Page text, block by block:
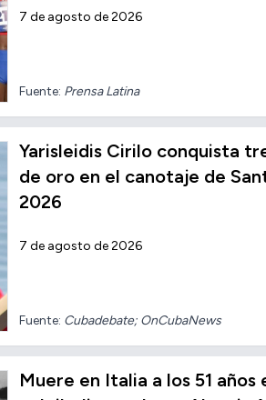
7 de agosto de 2026
Fuente: Prensa Latina
Yarisleidis Cirilo conquista
de oro en el canotaje de
2026
7 de agosto de 2026
Fuente: Cubadebate; OnCubaNews
Muere en Italia a los 51